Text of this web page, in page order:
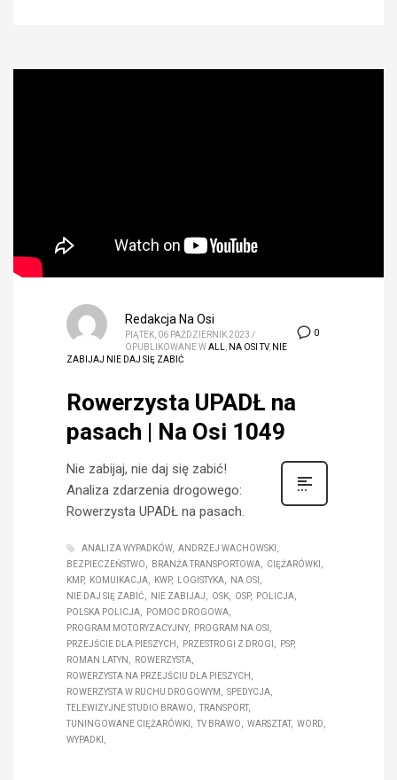
0
Redakcja Na Osi
PIĄTEK, 06 PAŹDZIERNIK 2023 /
OPUBLIKOWANE WALL NA OSI TV, NIE
ZABIJAJ NIE DAJ SIĘ ZABIĆ
Rowerzysta UPADŁ na
pasach | Na Osi 1049
Nie zabijaj, nie daj się zabić!
Analiza zdarzenia drogowego:
Rowerzysta UPADŁ na pasach.
ANALIZA WYPADKÓW
ANDRZEJ WACHOWSKI
BEZPIECZEŃSTWO
BRANŻA TRANSPORTOWA
CIĘŻARÓWKI
KMP
KOMUIKACJA KWP LOGISTYKA
NA OSI
NIE DAJ SIĘ ZABIĆ
NIE ZABIJAJ OSK OSP
POLICJA
POLSKA POLICJA
POMOC DROGOWA
PROGRAM MOTORYZACYJNY
PROGRAM NA OSI
PRZEJŚCIE DLA PIESZYCH
PRZESTROGI Z DROGI
PSP
ROMAN LATYN
ROWERZYSTA
ROWERZYSTA NA PRZEJŚCIU DLA PIESZYCH
ROWERZYSTA W RUCHU DROGOWYM
SPEDYCJA
TELEWIZYJNE STUDIO BRAWO
TRANSPORT
TUNINGOWANE CIĘŻARÓWKI
TV BRAWO WARSZTAT
WORD
WYPADKI